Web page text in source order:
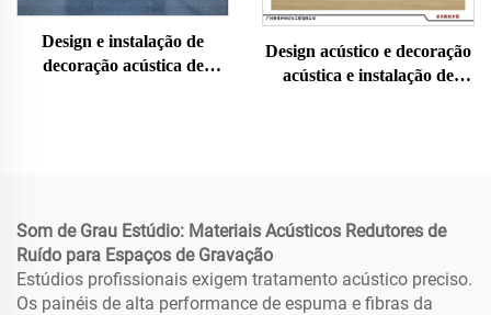
Design e instalação de
decoração acústica de
Design acústico e decoração
acústica e instalação de
Som de Grau Estúdio: Materiais Acústicos Redutores de
Ruído para Espaços de Gravação
Estúdios profissionais exigem tratamento acústico preciso.
Os painéis de alta performance de espuma e fibras da